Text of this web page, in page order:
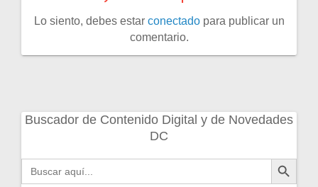
Lo siento, debes estar conectadopara publicar un
comentario.
Buscador de Contenido Digital y de Novedades
DC
Buscar: Botón de búsqueda